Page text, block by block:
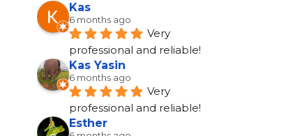
Kas
6 months ago
Very
professional and reliable!
Kas Yasin
6 months ago
Very
professional and reliable!
Esther